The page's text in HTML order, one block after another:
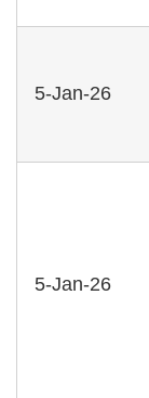
5-Jan-26
5-Jan-26